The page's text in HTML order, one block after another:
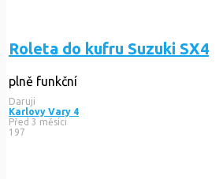
Roleta do kufru Suzuki SX4
plně funkční
Daruji
Karlovy Vary 4
Před 3 měsíci
197